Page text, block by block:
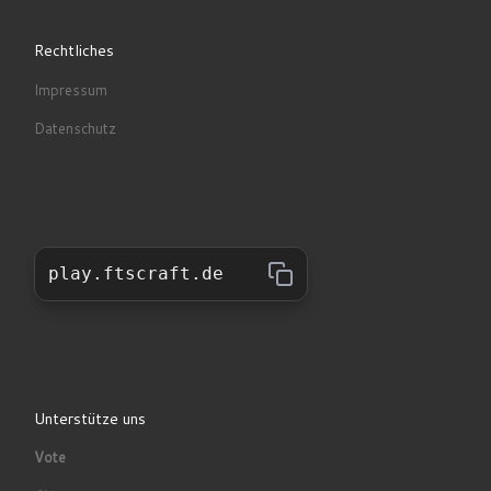
Rechtliches
Impressum
Datenschutz
play.ftscraft.de
Unterstütze uns
Vote